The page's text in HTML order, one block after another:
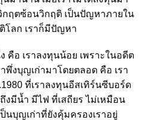
ฤตซ้อนวิกฤติ เป็นปัญหาภายใน
ติโลก เราก็มีปัญหา
คือ เราลงทุนน้อย เพราะในอดีต
พึ่งบุญเก่ามาโดยตลอด คือ เรา
ที่เราลงทุนอีสเทิร์นซีบอร์ด
งมีน้ำ มีไฟ ที่เสถียร ไม่เหมือน
นบุญเก่าที่ยังคุ้มครองเราอยู่